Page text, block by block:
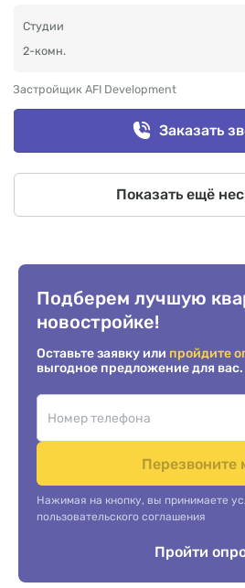
Студии
2-комн.
Застройщик AFI Development
Заказать
Показать ещё
Подберем лучшую
новостройке!
Оставьте заявку или пройдите
выгодное предложение для вас.
Перезвоните
Нажимая на кнопку, вы принимаете
пользовательского соглашения
Пройти